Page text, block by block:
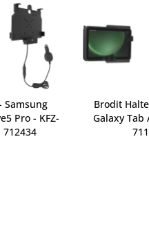
Samsung
Pro - KFZ-
712434
Brodit
Galaxy Tab